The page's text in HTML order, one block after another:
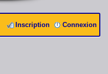
Connexion
Inscription